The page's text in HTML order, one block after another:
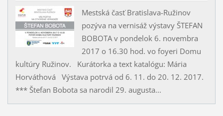
Mestská časť Bratislava-Ružinov
pozýva na vernisáž výstavy ŠTEFAN
BOBOTA v pondelok 6. novembra
2017 o 16.30 hod. vo foyeri Domu
kultúry Ružinov. Kurátorka a text katalógu: Mária
Horváthová Výstava potrvá od 6. 11. do 20. 12. 2017.
*** Štefan Bobota sa narodil 29. augusta...